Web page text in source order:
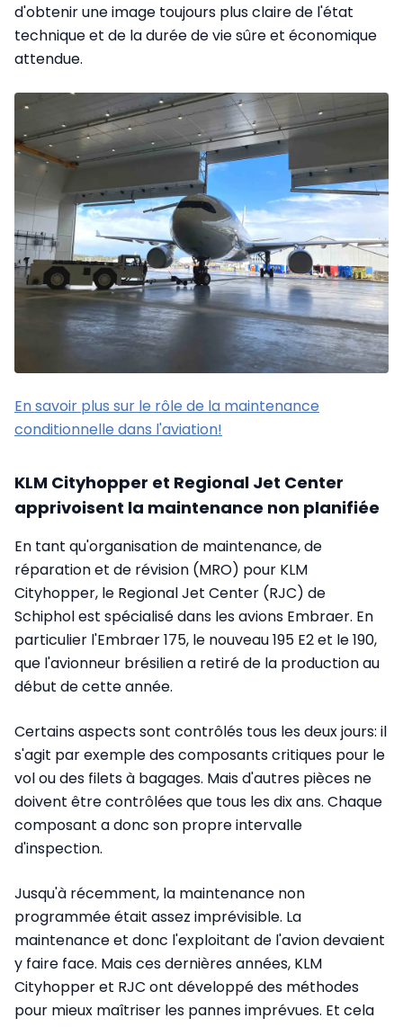
d'obtenir une image toujours plus claire de l'état
technique et de la durée de vie sûre et économique
attendue.
En savoir plus sur le rôle de la maintenance
conditionnelle dans l'aviation!
KLM Cityhopper et Regional Jet Center
apprivoisent la maintenance non planifiée
En tant qu'organisation de maintenance, de
réparation et de révision (MRO) pour KLM
Cityhopper, le Regional Jet Center (RJC) de
Schiphol est spécialisé dans les avions Embraer. En
particulier l'Embraer 175, le nouveau 195 E2 et le 190,
que l'avionneur brésilien a retiré de la production au
début de cette année.
Certains aspects sont contrôlés tous les deux jours: il
s'agit par exemple des composants critiques pour le
vol ou des filets à bagages. Mais d'autres pièces ne
doivent être contrôlées que tous les dix ans. Chaque
composant a donc son propre intervalle
d'inspection.
Jusqu'à récemment, la maintenance non
programmée était assez imprévisible. La
maintenance et donc l'exploitant de l'avion devaient
y faire face. Mais ces dernières années, KLM
Cityhopper et RJC ont développé des méthodes
pour mieux maîtriser les pannes imprévues. Et cela